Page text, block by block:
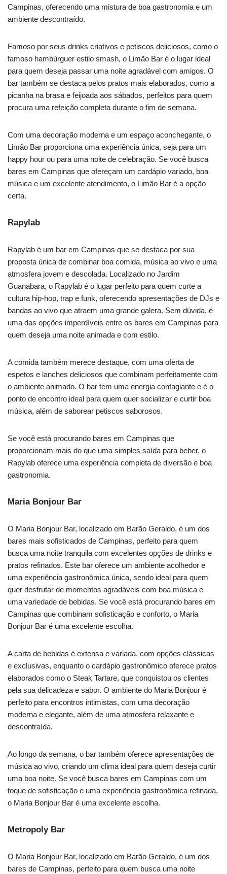
Campinas, oferecendo uma mistura de boa gastronomia e um
ambiente descontraído.
Famoso por seus drinks criativos e petiscos deliciosos, como o
famoso hambúrguer estilo smash, o Limão Bar é o lugar ideal
para quem deseja passar uma noite agradável com amigos. O
bar também se destaca pelos pratos mais elaborados, como a
picanha na brasa e feijoada aos sábados, perfeitos para quem
procura uma refeição completa durante o fim de semana.
Com uma decoração moderna e um espaço aconchegante, o
Limão Bar proporciona uma experiência única, seja para um
happy hour ou para uma noite de celebração. Se você busca
bares em Campinas que ofereçam um cardápio variado, boa
música e um excelente atendimento, o Limão Bar é a opção
certa.
Rapylab
Rapylab é um bar em Campinas que se destaca por sua
proposta única de combinar boa comida, música ao vivo e uma
atmosfera jovem e descolada. Localizado no Jardim
Guanabara, o Rapylab é o lugar perfeito para quem curte a
cultura hip-hop, trap e funk, oferecendo apresentações de DJs e
bandas ao vivo que atraem uma grande galera. Sem dúvida, é
uma das opções imperdíveis entre os bares em Campinas para
quem deseja uma noite animada e com estilo.
A comida também merece destaque, com uma oferta de
espetos e lanches deliciosos que combinam perfeitamente com
o ambiente animado. O bar tem uma energia contagiante e é o
ponto de encontro ideal para quem quer socializar e curtir boa
música, além de saborear petiscos saborosos.
Se você está procurando bares em Campinas que
proporcionam mais do que uma simples saída para beber, o
Rapylab oferece uma experiência completa de diversão e boa
gastronomia.
Maria Bonjour Bar
O Maria Bonjour Bar, localizado em Barão Geraldo, é um dos
bares mais sofisticados de Campinas, perfeito para quem
busca uma noite tranquila com excelentes opções de drinks e
pratos refinados. Este bar oferece um ambiente acolhedor e
uma experiência gastronômica única, sendo ideal para quem
quer desfrutar de momentos agradáveis com boa música e
uma variedade de bebidas. Se você está procurando bares em
Campinas que combinam sofisticação e conforto, o Maria
Bonjour Bar é uma excelente escolha.
A carta de bebidas é extensa e variada, com opções clássicas
e exclusivas, enquanto o cardápio gastronômico oferece pratos
elaborados como o Steak Tartare, que conquistou os clientes
pela sua delicadeza e sabor. O ambiente do Maria Bonjour é
perfeito para encontros intimistas, com uma decoração
moderna e elegante, além de uma atmosfera relaxante e
descontraída.
Ao longo da semana, o bar também oferece apresentações de
música ao vivo, criando um clima ideal para quem deseja curtir
uma boa noite. Se você busca bares em Campinas com um
toque de sofisticação e uma experiência gastronômica refinada,
o Maria Bonjour Bar é uma excelente escolha.
Metropoly Bar
O Maria Bonjour Bar, localizado em Barão Geraldo, é um dos
bares de Campinas, perfeito para quem busca uma noite